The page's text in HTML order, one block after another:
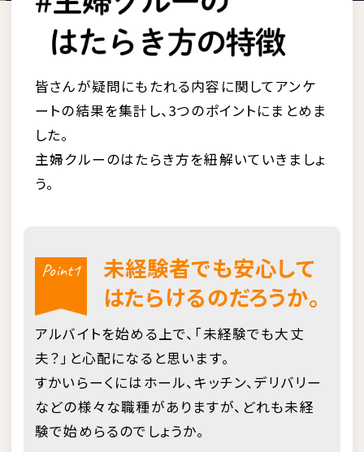
皆さんが疑問にもたれる内容に関してアンケ
ートの結果を集計し、3つのポイントにまとめま
した。
主婦クルーのはたらき方を紐解いていきましょ
う。
Point1
未経験者でも安心して
はたらけるのだろうか。
アルバイトを始める上で、「未経験でも大丈
夫？」と心配になると思います。
すかいらーくにはホール、キッチン、デリバリー
などの様々な職種がありますが、どれも未経
験で始めらるのでしょうか。